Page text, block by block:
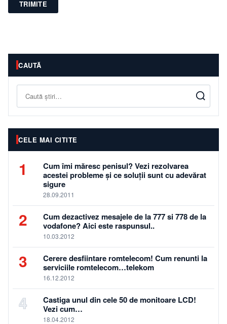
TRIMITE
CAUTĂ
CELE MAI CITITE
1
Cum îmi măresc penisul? Vezi rezolvarea
acestei probleme și ce soluții sunt cu adevărat
sigure
28.09.2011
2
Cum dezactivez mesajele de la 777 si 778 de la
vodafone? Aici este raspunsul..
10.03.2012
3
Cerere desfiintare romtelecom! Cum renunti la
serviciile romtelecom…telekom
16.12.2012
4
Castiga unul din cele 50 de monitoare LCD!
Vezi cum…
18.04.2012